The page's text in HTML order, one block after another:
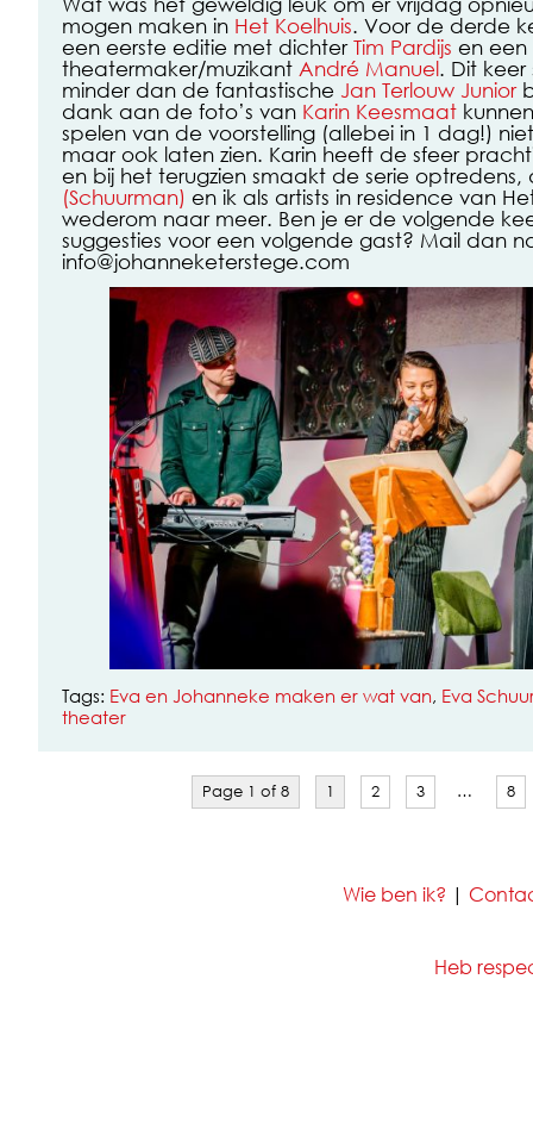
mogen maken in Het Koelhuis. Voor de derde
een eerste editie met dichterTim Pardijs en
theatermaker/muzikant André Manuel. Dit
minder dan de fantastische Jan Terlouw Junior
dank aan de foto’s van Karin Keesmaat
spelen van de voorstelling (allebei in 1 dag!)
maar ook laten zien. Karin heeft de sfeer
en bij het terugzien smaakt de serie
(Schuurman) en ik als artists in residence van
wederom naar meer. Ben je er de volgende
suggesties voor een volgende gast? Mail dan
info@johanneketerstege.com
Tags: Eva en Johanneke maken er wat van, Eva
theater
Page 1 of 8 1 2 3 … 8
Wie ben ik? |
Heb